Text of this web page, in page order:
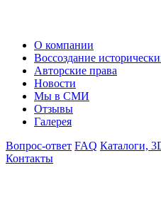
О компании
Воссоздание
Авторские права
Новости
Мы в СМИ
Отзывы
Галерея
Вопрос-ответ FAQ Каталоги,
Контакты